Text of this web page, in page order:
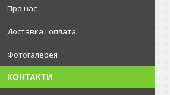
Про нас
Доставка і оплата
Фотогалерея
КОНТАКТИ